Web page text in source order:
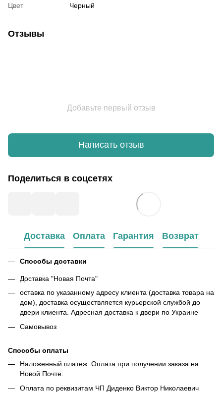
Цвет Черный
Отзывы
Добавьте первый отзыв
Написать отзыв
Поделиться в соцсетях
Доставка Оплата Гарантия Возврат
Способы доставки
Доставка "Новая Почта"
оставка по указанному адресу клиента (доставка товара на
дом), доставка осуществляется курьерской службой до
двери клиента. Адресная доставка к двери по Украине
Самовывоз
Способы оплаты
Наложенный платеж. Оплата при получении заказа на
Новой Почте.
Оплата по реквизитам ЧП Диденко Виктор Николаевич